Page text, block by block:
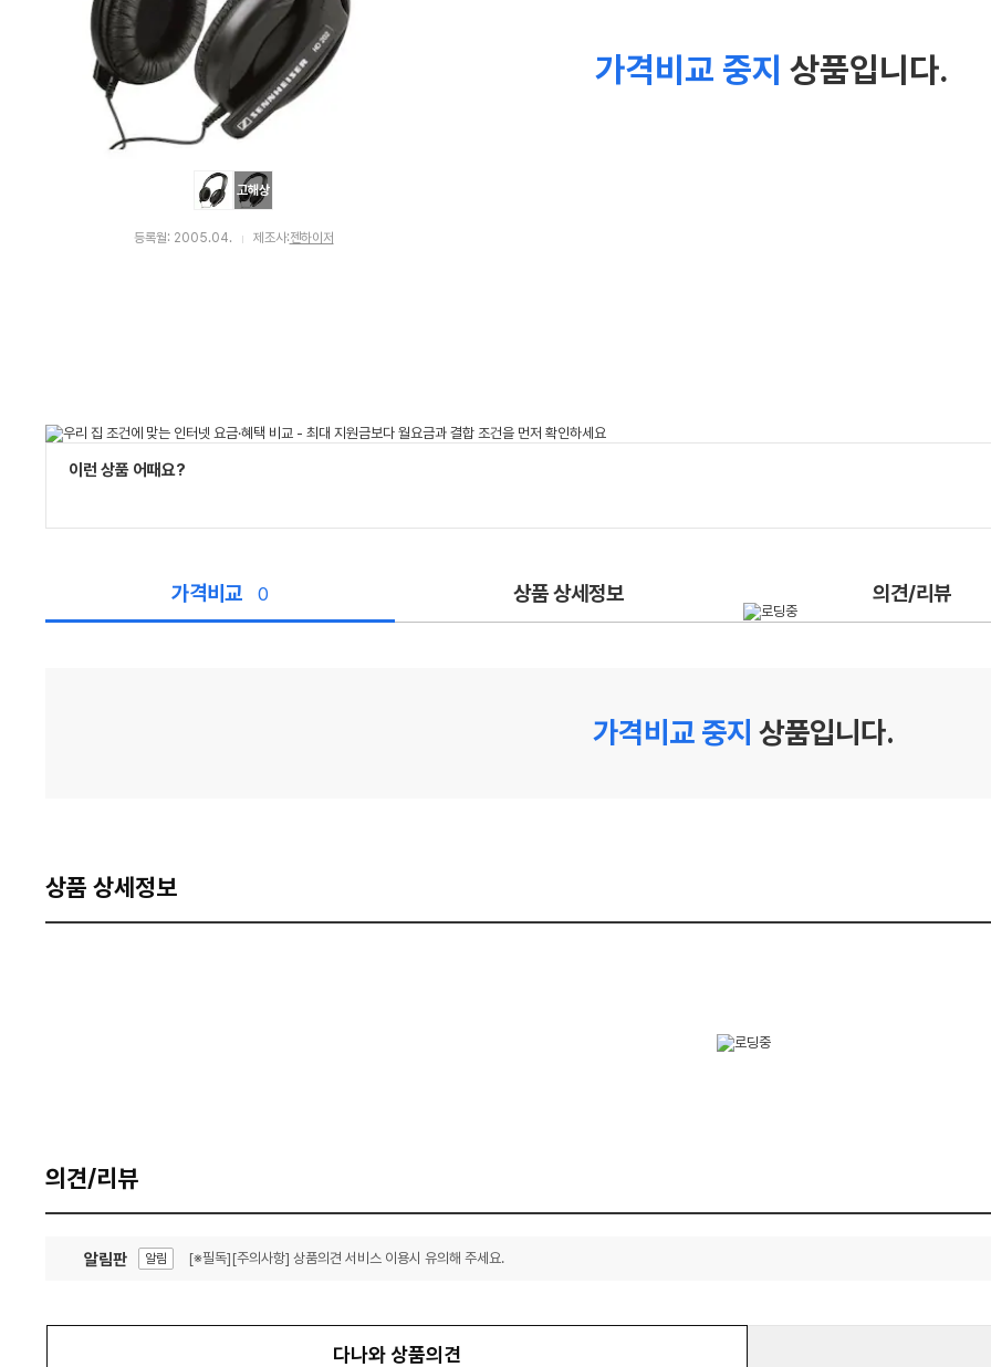
고해상
등록월: 2005.04. 제조사:젠하이저
가격비교 중지 상품입니다.
이런 상품 어때요?
가격비교 0 상품 상세정보 의견/리뷰
가격비교 중지 상품입니다.
상품 상세정보
의견/리뷰
알림판 알림 [※필독][주의사항] 상품의견 서비스 이용시 유의해 주세요.
다나와 상품의견